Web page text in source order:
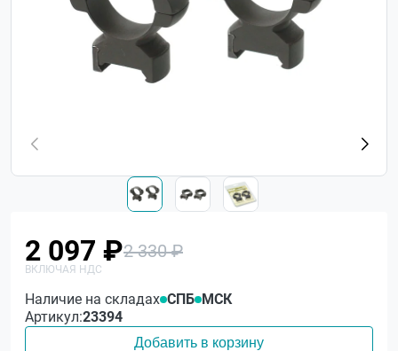
2 097 ₽2 330 ₽
Наличие на складах СПБ МСК
Артикул:23394
Добавить в корзину